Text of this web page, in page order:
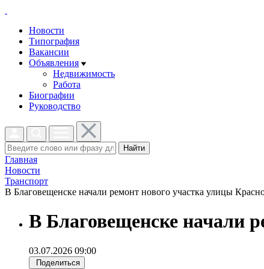
Новости
Типография
Вакансии
Объявления
Недвижимость
Работа
Биографии
Руководство
Найти
Главная
Новости
Транспорт
В Благовещенске начали ремонт нового участка улицы
В Благовещенске начали
03.07.2026 09:00
Поделиться